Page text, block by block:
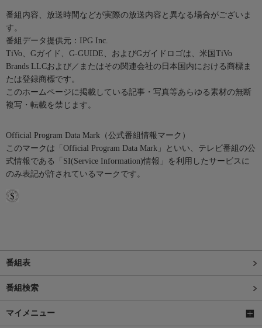
番組内容、放送時間などが実際の放送内容と異なる場合がございま
す。
番組データ提供元：IPG Inc.
TiVo、Gガイド、G-GUIDE、およびGガイドロゴは、米国TiVo
Brands LLCおよび／またはその関連会社の日本国内における商標ま
たは登録商標です。
このホームページに掲載している記事・写真等あらゆる素材の無断
複写・転載を禁じます。
Official Program Data Mark（公式番組情報マーク）
このマークは「Official Program Data Mark」といい、テレビ番組の公
式情報である「SI(Service Information)情報」を利用したサービスに
のみ表記が許されているマークです。
番組表
番組検索
マイメニュー